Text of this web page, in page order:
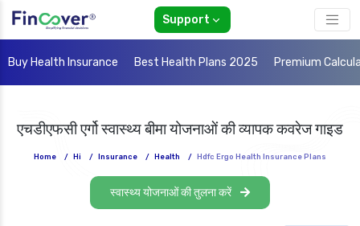
Support
Buy Health Insurance Best Health Plans 2025 Premium
एचडीएफसी एर्गो स्वास्थ्य बीमा योजनाओं की व्यापक कवरेज गाइड
Home / Hi / Insurance / Health / Hdfc Ergo Health Insurance Plans
स्वास्थ्य योजनाओं की तुलना करें